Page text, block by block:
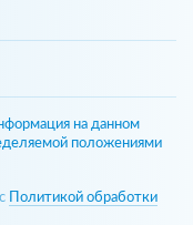
на данном
положениями
Политикой обработки